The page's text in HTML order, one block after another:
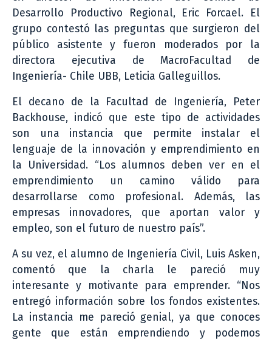
Desarrollo Productivo Regional, Eric Forcael. El
grupo contestó las preguntas que surgieron del
público asistente y fueron moderados por la
directora ejecutiva de MacroFacultad de
Ingeniería- Chile UBB, Leticia Galleguillos.
El decano de la Facultad de Ingeniería, Peter
Backhouse, indicó que este tipo de actividades
son una instancia que permite instalar el
lenguaje de la innovación y emprendimiento en
la Universidad. “Los alumnos deben ver en el
emprendimiento un camino válido para
desarrollarse como profesional. Además, las
empresas innovadores, que aportan valor y
empleo, son el futuro de nuestro país”.
A su vez, el alumno de Ingeniería Civil, Luis Asken,
comentó que la charla le pareció muy
interesante y motivante para emprender. “Nos
entregó información sobre los fondos existentes.
La instancia me pareció genial, ya que conoces
gente que están emprendiendo y podemos